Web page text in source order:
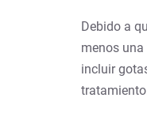
Debido a
menos
incluir